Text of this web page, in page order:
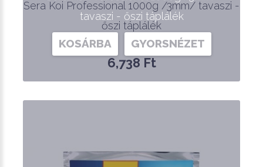
Sera Koi Professional 1000g /3mm/ tavaszi -
őszi táplálék
6,738 Ft
tavaszi - őszi táplálék
KOSÁRBA GYORSNÉZET